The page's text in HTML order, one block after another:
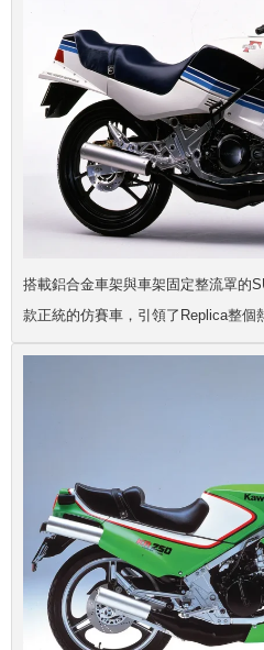
搭載鋁合金車架與車架固定整流罩的
款正統的仿賽車，引領了Replica整個